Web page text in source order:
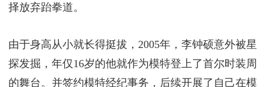
择放弃跆拳道。
由于身高从小就长得挺拔，2005年，李钟硕意外被星
探发掘，年仅16岁的他就作为模特登上了首尔时装周
的舞台。并签约模特经纪事务，后续开展了自己在模